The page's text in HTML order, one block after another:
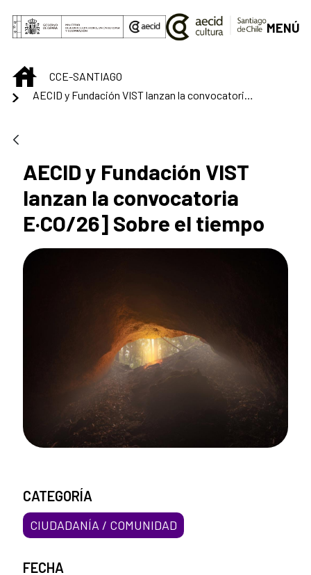
Saltar al contenido principal
MENÚ
INICIOCCE-SANTIAGO
AECID y Fundación VIST
lanzan la convocatoria
E·CO/26] Sobre el tiempo
CATEGORÍA
CIUDADANÍA / COMUNIDAD
FECHA